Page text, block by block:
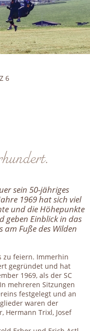
6
sein 50-jähriges
1969 hat sich viel
und die Höhepunkte
geben Einblick in das
am Fuße des Wilden
zu feiern. Immerhin
gegründet und hat
1969, als der SC
mehreren Sitzungen
festgelegt und an
waren der
Hermann Trixl, Josef